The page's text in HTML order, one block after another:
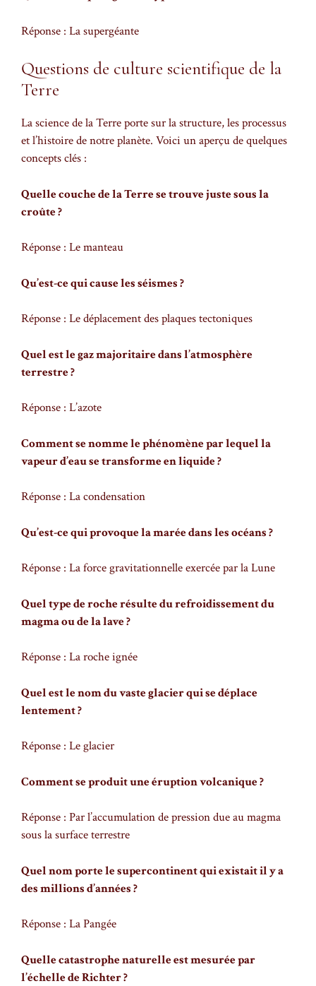
Réponse : La supergéante
Questions de culture scientifique de la
Terre
La science de la Terre porte sur la structure, les processus
et l’histoire de notre planète. Voici un aperçu de quelques
concepts clés :
Quelle couche de la Terre se trouve juste sous la
croûte ?
Réponse : Le manteau
Qu’est-ce qui cause les séismes ?
Réponse : Le déplacement des plaques tectoniques
Quel est le gaz majoritaire dans l’atmosphère
terrestre ?
Réponse : L’azote
Comment se nomme le phénomène par lequel la
vapeur d’eau se transforme en liquide ?
Réponse : La condensation
Qu’est-ce qui provoque la marée dans les océans ?
Réponse : La force gravitationnelle exercée par la Lune
Quel type de roche résulte du refroidissement du
magma ou de la lave ?
Réponse : La roche ignée
Quel est le nom du vaste glacier qui se déplace
lentement ?
Réponse : Le glacier
Comment se produit une éruption volcanique ?
Réponse : Par l’accumulation de pression due au magma
sous la surface terrestre
Quel nom porte le supercontinent qui existait il y a
des millions d’années ?
Réponse : La Pangée
Quelle catastrophe naturelle est mesurée par
l’échelle de Richter ?